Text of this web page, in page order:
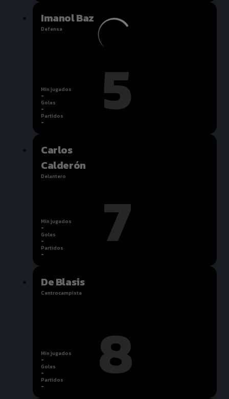
Imanol Baz
Defensa
Min jugados
-
Goles
-
Partidos
-
5
Carlos
Calderón
Delantero
Min jugados
-
Goles
-
Partidos
-
7
De Blasis
Centrocampista
Min jugados
-
Goles
-
Partidos
-
8